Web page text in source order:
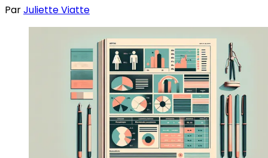
ParJuliette Viatte